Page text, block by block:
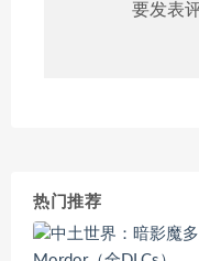
要发表
热门推荐